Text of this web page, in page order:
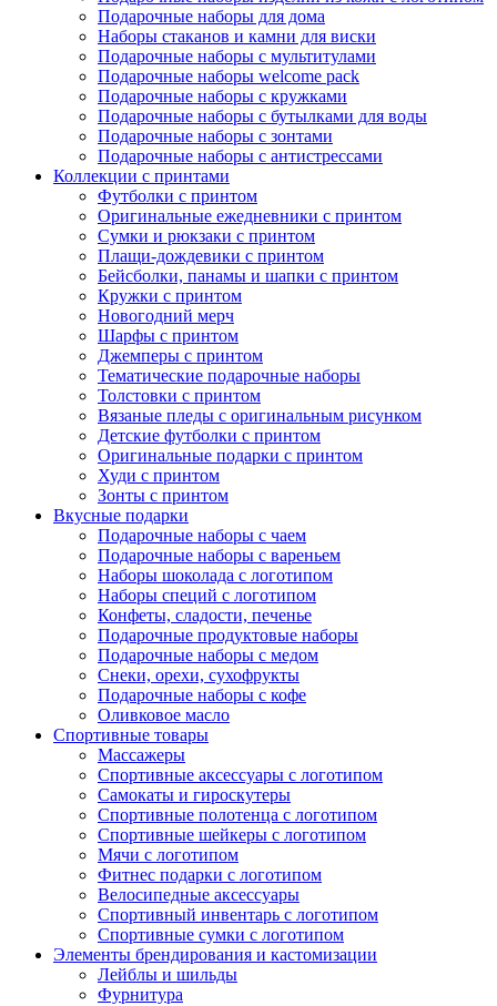
Подарочные наборы для дома
Наборы стаканов и камни для виски
Подарочные наборы с мультитулами
Подарочные наборы welcome pack
Подарочные наборы с кружками
Подарочные наборы с бутылками для воды
Подарочные наборы с зонтами
Подарочные наборы с антистрессами
Коллекции с принтами
Футболки с принтом
Оригинальные ежедневники с принтом
Сумки и рюкзаки с принтом
Плащи-дождевики с принтом
Бейсболки, панамы и шапки с принтом
Кружки с принтом
Новогодний мерч
Шарфы с принтом
Джемперы с принтом
Тематические подарочные наборы
Толстовки с принтом
Вязаные пледы с оригинальным рисунком
Детские футболки с принтом
Оригинальные подарки с принтом
Худи с принтом
Зонты с принтом
Вкусные подарки
Подарочные наборы с чаем
Подарочные наборы с вареньем
Наборы шоколада с логотипом
Наборы специй с логотипом
Конфеты, сладости, печенье
Подарочные продуктовые наборы
Подарочные наборы с медом
Снеки, орехи, сухофрукты
Подарочные наборы с кофе
Оливковое масло
Спортивные товары
Массажеры
Спортивные аксессуары с логотипом
Самокаты и гироскутеры
Спортивные полотенца с логотипом
Спортивные шейкеры с логотипом
Мячи с логотипом
Фитнес подарки с логотипом
Велосипедные аксессуары
Спортивный инвентарь с логотипом
Спортивные сумки с логотипом
Элементы брендирования и кастомизации
Лейблы и шильды
Фурнитура